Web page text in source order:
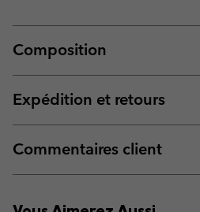
Composition
Expédition et retours
Commentaires client